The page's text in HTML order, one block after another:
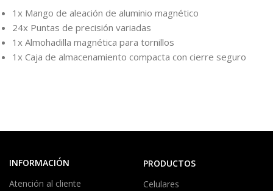
1x Mango de aleación de aluminio magnético
24x Puntas de precisión variadas
1x Almohadilla magnética para tornillos
1x Caja de almacenamiento compacta con cierre seguro
INFORMACIÓN
Atención al cliente
PRODUCTOS
Celulares